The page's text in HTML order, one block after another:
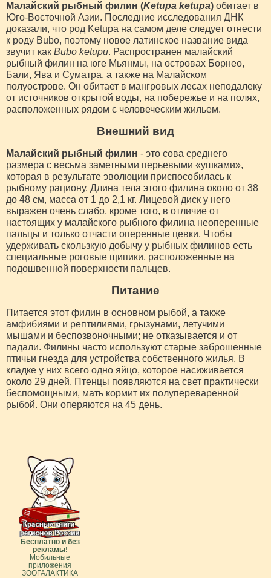
Малайский рыбный филин (Ketupa ketupa) обитает в
Юго-Восточной Азии. Последние исследования ДНК
доказали, что род Ketupa на самом деле следует отнести
к роду Bubo, поэтому новое латинское название вида
звучит как Bubo ketupu. Распространен малайский
рыбный филин на юге Мьянмы, на островах Борнео,
Бали, Ява и Суматра, а также на Малайском
полуострове. Он обитает в мангровых лесах неподалеку
от источников открытой воды, на побережье и на полях,
расположенных рядом с человеческим жильем.
Внешний вид
Малайский рыбный филин - это сова среднего
размера с весьма заметными перьевыми «ушками»,
которая в результате эволюции приспособилась к
рыбному рациону. Длина тела этого филина около от 38
до 48 см, масса от 1 до 2,1 кг. Лицевой диск у него
выражен очень слабо, кроме того, в отличие от
настоящих у малайского рыбного филина неоперенные
пальцы и только отчасти оперенные цевки. Чтобы
удерживать скользкую добычу у рыбных филинов есть
специальные роговые щипики, расположенные на
подошвенной поверхности пальцев.
Питание
Питается этот филин в основном рыбой, а также
амфибиями и рептилиями, грызунами, летучими
мышами и беспозвоночными; не отказывается и от
падали. Филины часто используют старые заброшенные
птичьи гнезда для устройства собственного жилья. В
кладке у них всего одно яйцо, которое насиживается
около 29 дней. Птенцы появляются на свет практически
беспомощными, мать кормит их полупереваренной
рыбой. Они оперяются на 45 день.
Бесплатно и без
рекламы!
Мобильные
приложения
ЗООГАЛАКТИКА